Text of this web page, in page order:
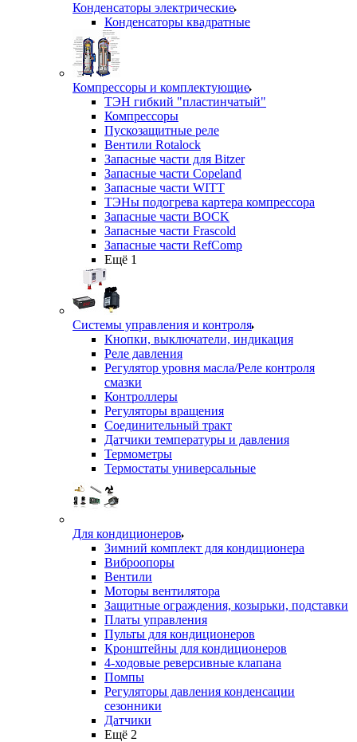
Конденсаторы электрические
Конденсаторы квадратные
Компрессоры и комплектующие
ТЭН гибкий "пластинчатый"
Компрессоры
Пускозащитные реле
Вентили Rotalock
Запасные части для Bitzer
Запасные части Copeland
Запасные части WITT
ТЭНы подогрева картера компрессора
Запасные части BOCK
Запасные части Frascold
Запасные части RefComp
Ещё 1
Системы управления и контроля
Кнопки, выключатели, индикация
Реле давления
Регулятор уровня масла/Реле контроля
смазки
Контроллеры
Регуляторы вращения
Соединительный тракт
Датчики температуры и давления
Термометры
Термостаты универсальные
Для кондиционеров
Зимний комплект для кондиционера
Виброопоры
Вентили
Моторы вентилятора
Защитные ограждения, козырьки, подставки
Платы управления
Пульты для кондиционеров
Кронштейны для кондиционеров
4-ходовые реверсивные клапана
Помпы
Регуляторы давления конденсации
сезонники
Датчики
Ещё 2